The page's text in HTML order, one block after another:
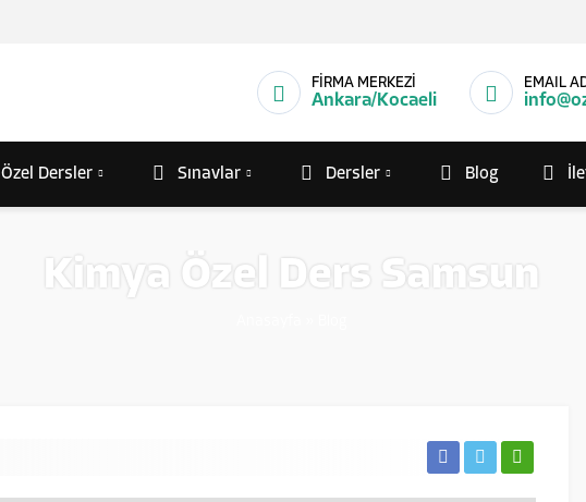
FİRMA MERKEZİ
Ankara/Kocaeli
EMAIL
Özel Dersler Sınavlar Dersler Blog
Kimya Özel Ders Samsun